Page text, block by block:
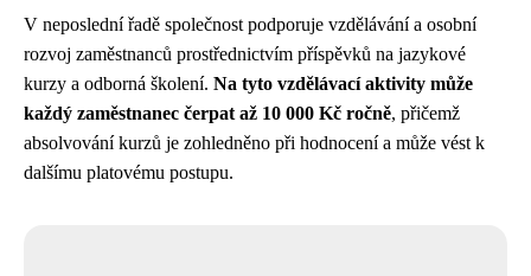
V neposlední řadě společnost podporuje vzdělávání a osobní
rozvoj zaměstnanců prostřednictvím příspěvků na jazykové
kurzy a odborná školení. Na tyto vzdělávací aktivity může
každý zaměstnanec čerpat až 10 000 Kč ročně, přičemž
absolvování kurzů je zohledněno při hodnocení a může vést k
dalšímu platovému postupu.